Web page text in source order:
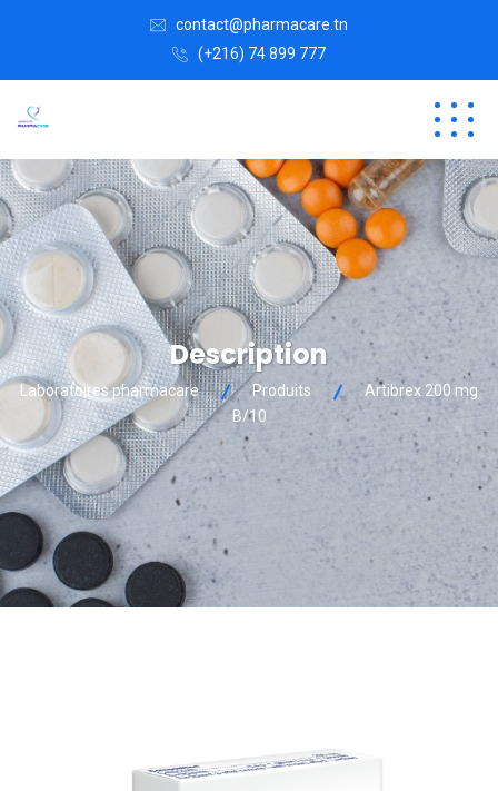
contact@pharmacare.tn
(+216) 74 899 777
Description
Laboratoires pharmacare Produits
Artibrex 200 mg
B/10